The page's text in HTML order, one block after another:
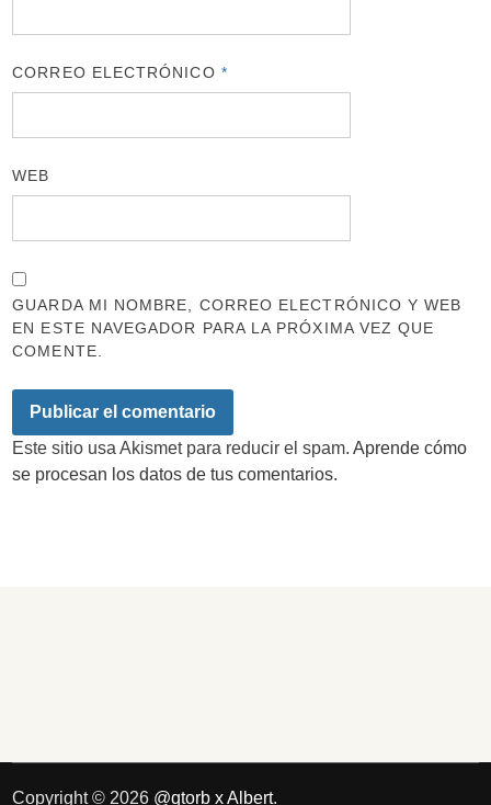
CORREO ELECTRÓNICO *
WEB
GUARDA MI NOMBRE, CORREO ELECTRÓNICO Y WEB
EN ESTE NAVEGADOR PARA LA PRÓXIMA VEZ QUE
COMENTE.
Este sitio usa Akismet para reducir el spam.Aprende cómo
se procesan los datos de tus comentarios.
Copyright © 2026 @qtorb x Albert.